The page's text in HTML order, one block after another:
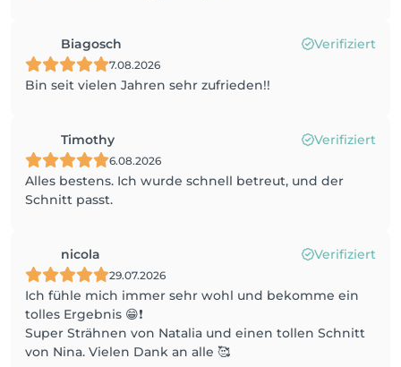
Biagosch Verifiziert
7.08.2026
Bin seit vielen Jahren sehr zufrieden!!
Timothy Verifiziert
6.08.2026
Alles bestens. Ich wurde schnell betreut, und der
Schnitt passt.
nicola Verifiziert
29.07.2026
Ich fühle mich immer sehr wohl und bekomme ein
tolles Ergebnis 😁❗️
Super Strähnen von Natalia und einen tollen Schnitt
von Nina. Vielen Dank an alle 🥰